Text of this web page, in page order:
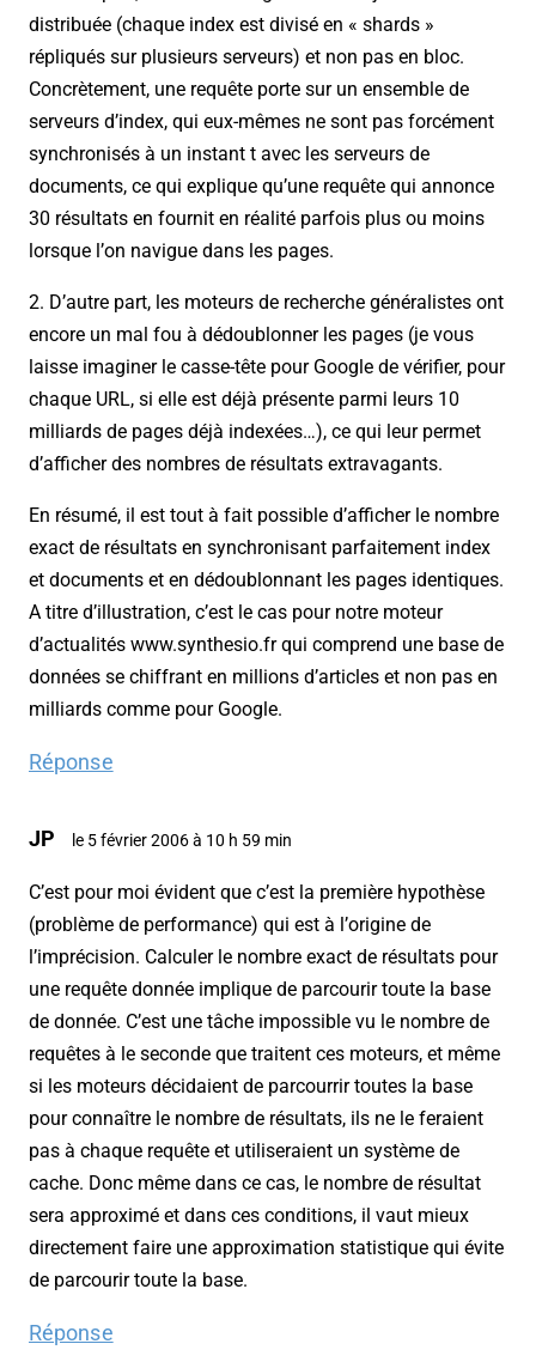
distribuée (chaque index est divisé en « shards »
répliqués sur plusieurs serveurs) et non pas en bloc.
Concrètement, une requête porte sur un ensemble de
serveurs d’index, qui eux-mêmes ne sont pas forcément
synchronisés à un instant t avec les serveurs de
documents, ce qui explique qu’une requête qui annonce
30 résultats en fournit en réalité parfois plus ou moins
lorsque l’on navigue dans les pages.
2. D’autre part, les moteurs de recherche généralistes ont
encore un mal fou à dédoublonner les pages (je vous
laisse imaginer le casse-tête pour Google de vérifier, pour
chaque URL, si elle est déjà présente parmi leurs 10
milliards de pages déjà indexées…), ce qui leur permet
d’afficher des nombres de résultats extravagants.
En résumé, il est tout à fait possible d’afficher le nombre
exact de résultats en synchronisant parfaitement index
et documents et en dédoublonnant les pages identiques.
A titre d’illustration, c’est le cas pour notre moteur
d’actualités www.synthesio.fr qui comprend une base de
données se chiffrant en millions d’articles et non pas en
milliards comme pour Google.
Réponse
JP le 5 février 2006 à 10 h 59 min
C’est pour moi évident que c’est la première hypothèse
(problème de performance) qui est à l’origine de
l’imprécision. Calculer le nombre exact de résultats pour
une requête donnée implique de parcourirtoute la base
de donnée. C’est une tâche impossible vu le nombre de
requêtes à le seconde que traitent ces moteurs, et même
si les moteurs décidaient de parcourrir toutes la base
pour connaître le nombre de résultats, ils ne le feraient
pas à chaque requête et utiliseraient un système de
cache. Donc même dans ce cas, le nombre de résultat
sera approximé et dans ces conditions, il vaut mieux
directement faire une approximation statistique qui évite
de parcourir toute la base.
Réponse